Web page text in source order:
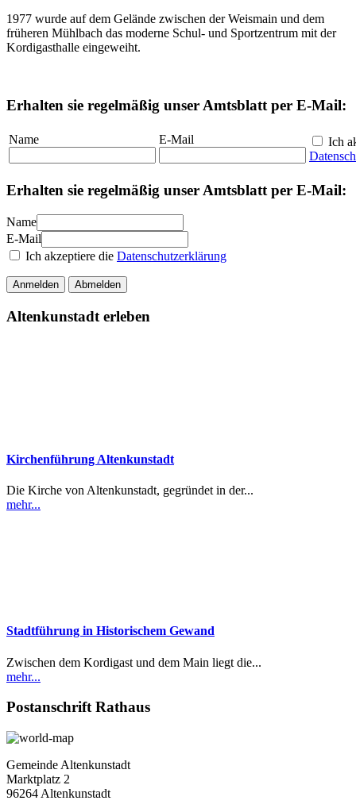
1977 wurde auf dem Gelände zwischen der Weismain und dem
früheren Mühlbach das moderne Schul- und Sportzentrum mit der
Kordigasthalle eingeweiht.
Erhalten sie regelmäßig unser Amtsblatt per E-Mail:
Name E-Mail
Ich
Erhalten sie regelmäßig unser Amtsblatt per E-Mail:
Name
E-Mail
Ich akzeptiere die Datenschutzerklärung
Anmelden Abmelden
Altenkunstadt erleben
Kirchenführung Altenkunstadt
Die Kirche von Altenkunstadt, gegründet in der...
mehr...
Stadtführung in Historischem Gewand
Zwischen dem Kordigast und dem Main liegt die...
mehr...
Postanschrift Rathaus
Gemeinde Altenkunstadt
Marktplatz 2
96264 Altenkunstadt